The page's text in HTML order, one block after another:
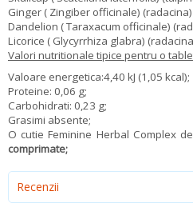
Ginger ( Zingiber officinale) (radacina)
Dandelion ( Taraxacum officinale)
Licorice ( Glycyrrhiza glabra)
Valori nutritionale tipice pentru o
Valoare energetica:4,40 kJ (1,05 kcal);
Proteine: 0,06 g;
Carbohidrati: 0,23 g;
Grasimi absente;
O cutie Feminine Herbal Complex
comprimate;
Recenzii